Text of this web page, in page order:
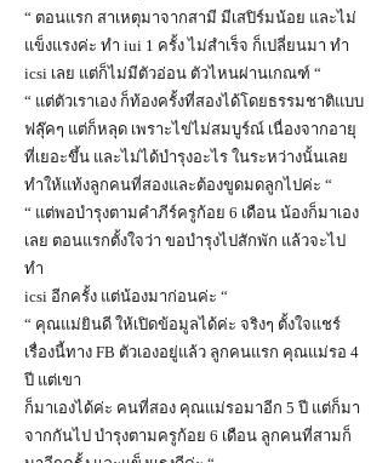
“ ตอนแรก สาเหตุมาจากสามี มีเสปิร์มน้อย และไม่
แข็งแรงค่ะ ทำ iui 1 ครั้ง ไม่สำเร็จ ก็เปลี่ยนมา ทำ
icsi เลย แต่ก็ไม่มีตัวอ่อน ตัวไหนผ่านเกณฑ์ “
“ แต่ตัวเราเอง ก็ท้องครั้งที่สองได้โดยธรรมชาติแบบ
ฟลุ๊คๆ แต่ก็หลุด เพราะไข่ไม่สมบูร์ณ์ เนื่องจากอายุ
ที่เยอะขึ้น และไม่ได้บำรุงอะไร ในระหว่างนั้นเลย
ทำให้แท้งลูกคนที่สองและต้องขูดมดลูกไปค่ะ “
“ แต่พอบำรุงตามคำภีร์ครูก้อย 6 เดือน น้องก็มาเอง
เลย ตอนแรกตั้งใจว่า ขอบำรุงไปสักพัก แล้วจะไป
ทำ
icsi อีกครั้ง แต่น้องมาก่อนค่ะ “
“ คุณแม่ยินดี ให้เปิดข้อมูลได้ค่ะ จริงๆ ตั้งใจแชร์
เรื่องนี้ทาง FB ตัวเองอยู่แล้ว ลูกคนแรก คุณแม่รอ 4
ปี แต่เขา
ก็มาเองได้ค่ะ คนที่สอง คุณแม่รอมาอีก 5 ปี แต่ก็มา
จากกันไป บำรุงตามครูก้อย 6 เดือน ลูกคนที่สามก็